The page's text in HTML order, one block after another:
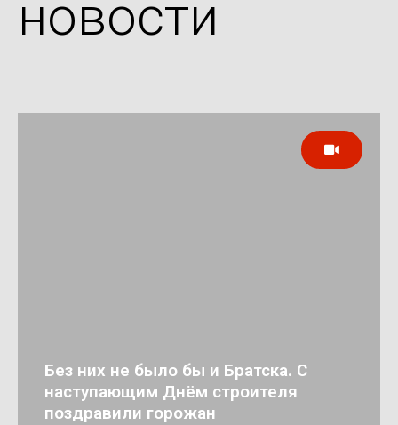
новости
Без них не было бы и Братска. С
наступающим Днём строителя
поздравили горожан